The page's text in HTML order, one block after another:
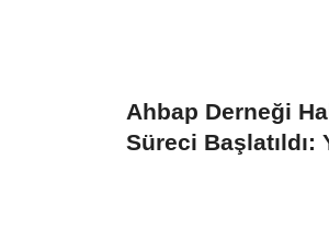
Ahbap Derneği
Süreci Başlatıldı: